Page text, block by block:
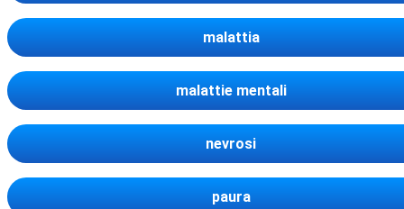
malattia
malattie mentali
nevrosi
paura